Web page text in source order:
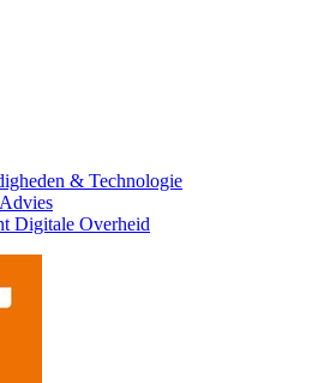
& Technologie
Digitale Overheid